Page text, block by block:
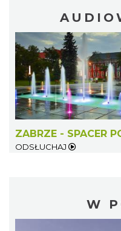
ZABRZE - SPACER
ODSŁUCHAJ
W